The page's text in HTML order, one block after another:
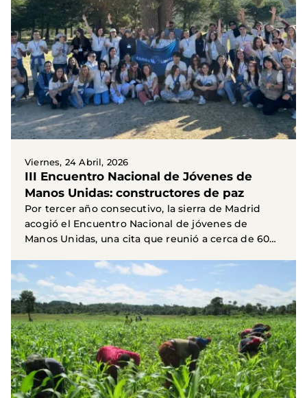
Viernes, 24 Abril, 2026
III Encuentro Nacional de Jóvenes de
Manos Unidas: constructores de paz
Por tercer año consecutivo, la sierra de Madrid
acogió el Encuentro Nacional de jóvenes de
Manos Unidas, una cita que reunió a cerca de 60